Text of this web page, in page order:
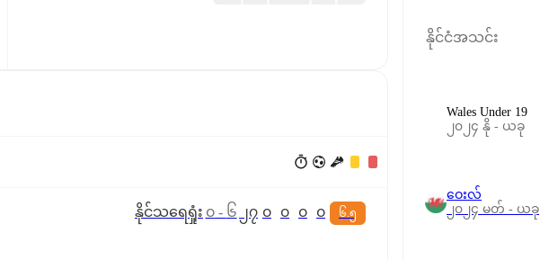
နိုင်သရေရှုံး ၀- ၆ ၂၇ ၀ ၀ ၀ ၀ ၆.၅
နိုင်ငံအသင်း
Wales Under 19
၂၀၂၄ နို - ယခု
ဝေးလ်
၂၀၂၄ မတ် - ယခု